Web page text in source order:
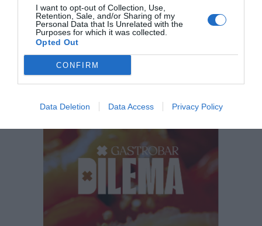
I want to opt-out of Collection, Use,
Retention, Sale, and/or Sharing of my
Personal Data that Is Unrelated with the
Purposes for which it was collected.
Opted Out
CONFIRM
Data Deletion Data Access Privacy Policy
Subscriu-te al Top Magazine